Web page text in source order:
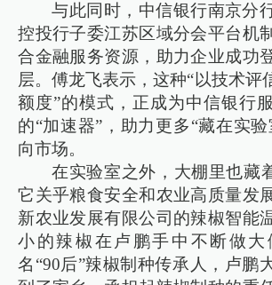
与此同时，中信银行南京分
控投行子委江苏区域分会平台机
合金融服务资源，助力企业成功
层。傅龙飞表示，这种“以技术评
额度”的模式，正成为中信银行
的“加速器”，助力更多“藏在实
向市场。
在实验室之外，大棚里也藏
它关乎粮食安全和农业高质量发
新农业发展有限公司的辣椒智能
小的辣椒在卢鹏手中不断做大
名“90后”辣椒制种传承人，卢鹏